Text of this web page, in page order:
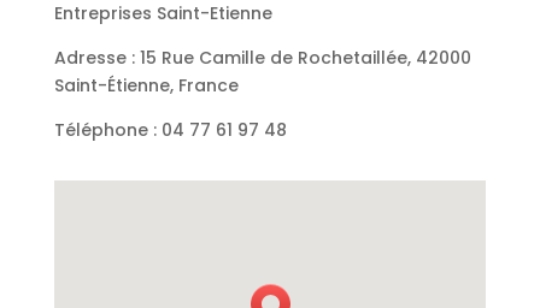
Entreprises Saint-Etienne
Adresse : 15 Rue Camille de Rochetaillée, 42000
Saint-Étienne, France
Téléphone : 04 77 61 97 48